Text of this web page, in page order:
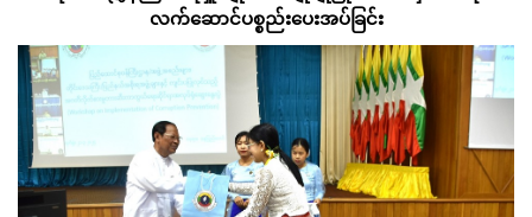
လက်ဆောင်ပစ္စည်းပေးအပ်ခြင်း